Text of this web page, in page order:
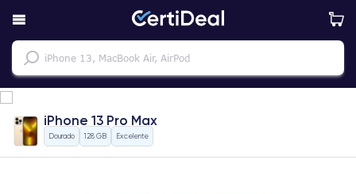
iPhone 13 Pro Max
Dourado 128 GB Excelente